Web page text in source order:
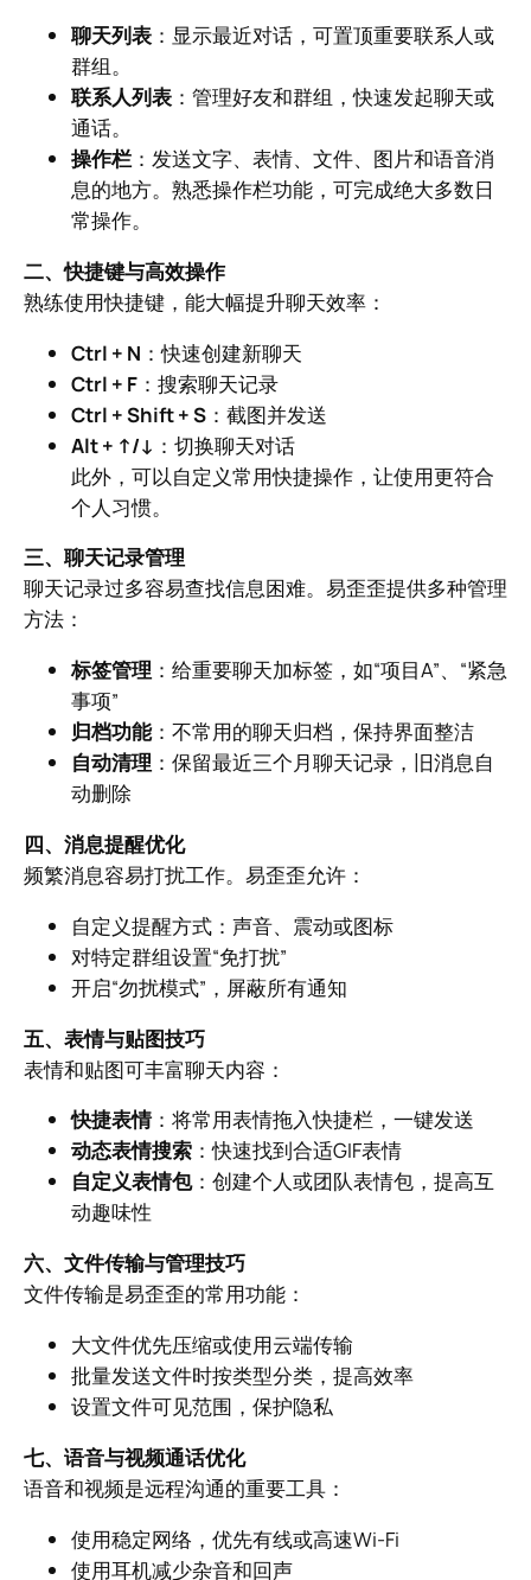
聊天列表 ：显示最近对话，可置顶重要联系人或
群组。
联系人列表 ：管理好友和群组，快速发起聊天或
通话。
操作栏 ：发送文字、表情、文件、图片和语音消
息的地方。熟悉操作栏功能，可完成绝大多数日
常操作。
二、快捷键与高效操作
熟练使用快捷键，能大幅提升聊天效率：
Ctrl + N ：快速创建新聊天
Ctrl + F ：搜索聊天记录
Ctrl + Shift + S ：截图并发送
Alt + ↑/↓ ：切换聊天对话
此外，可以自定义常用快捷操作，让使用更符合
个人习惯。
三、聊天记录管理
聊天记录过多容易查找信息困难。易歪歪提供多种管理
方法：
标签管理 ：给重要聊天加标签，如“项目A”、“紧急
事项”
归档功能：不常用的聊天归档，保持界面整洁
自动清理 ：保留最近三个月聊天记录，旧消息自
动删除
四、消息提醒优化
频繁消息容易打扰工作。易歪歪允许：
自定义提醒方式：声音、震动或图标
对特定群组设置“免打扰”
开启“勿扰模式”，屏蔽所有通知
五、表情与贴图技巧
表情和贴图可丰富聊天内容：
快捷表情：将常用表情拖入快捷栏，一键发送
动态表情搜索 ：快速找到合适GIF表情
自定义表情包：创建个人或团队表情包，提高互
动趣味性
六、文件传输与管理技巧
文件传输是易歪歪的常用功能：
大文件优先压缩或使用云端传输
批量发送文件时按类型分类，提高效率
设置文件可见范围，保护隐私
七、语音与视频通话优化
语音和视频是远程沟通的重要工具：
使用稳定网络，优先有线或高速Wi-Fi
使用耳机减少杂音和回声